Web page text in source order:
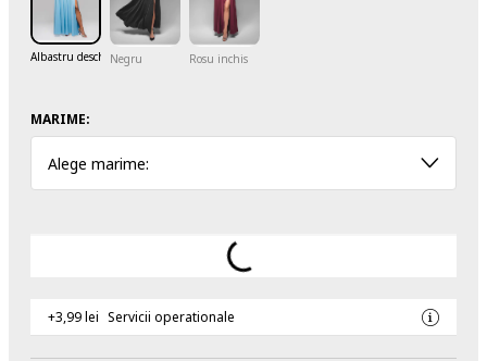
Albastru deschisNegru Rosu inchis
MARIME:
Alege marime:
+3,99 lei Servicii operationale